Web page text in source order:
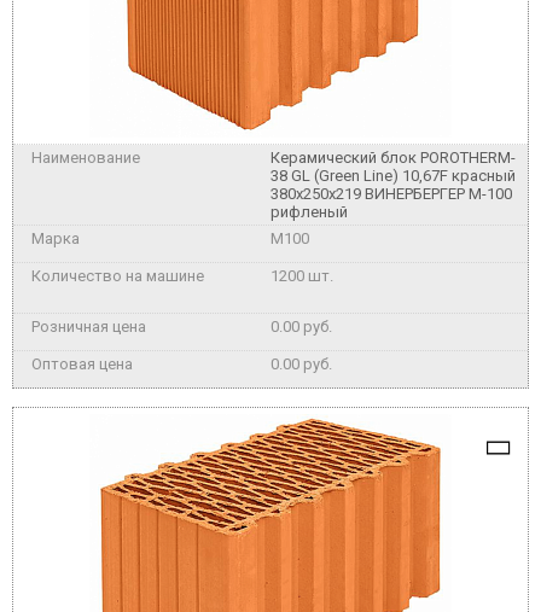
Керамический блок POROTHERM-
38 GL (Green Line) 10,67F красный
380x250x219 ВИНЕРБЕРГЕР М-100
рифленый
M100
1200 шт.
0.00 руб.
0.00 руб.